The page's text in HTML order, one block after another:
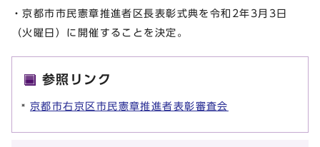
・京都市市民憲章推進者区長表彰式典を令和2年3月3日
（火曜日）に開催することを決定。
参照リンク
京都市右京区市民憲章推進者表彰審査会